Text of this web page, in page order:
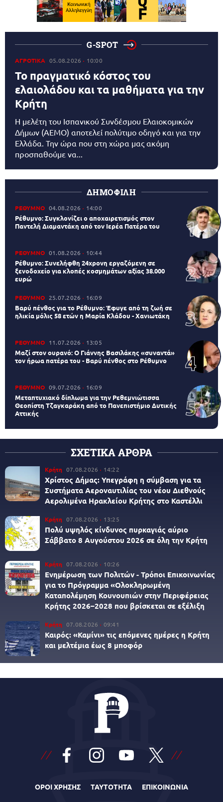
G-SPOT
ΑΓΡΟΤΙΚΑ 05.08.2026 10:00
Το πραγματικό κόστος του
ελαιολάδου και τα μαθήματα για την
Κρήτη
Η μελέτη του Ισπανικού Συνδέσμου Ελαιοκομικών
Δήμων (AEMO) αποτελεί πολύτιμο οδηγό και για την
Ελλάδα. Την ώρα που στη χώρα μας ακόμη
προσπαθούμε να...
ΔΗΜΟΦΙΛΗ
ΡΕΘΥΜΝΟ 04.08.2026 14:00
Ρέθυμνο: Συγκλονίζει ο αποχαιρετισμός στον
Παντελή Διαμαντάκη από τον Ιερέα Πατέρα του
ΡΕΘΥΜΝΟ 01.08.2026 10:44
Ρέθυμνο: Συνελήφθη 24χρονη εργαζόμενη σε
ξενοδοχείο για κλοπές κοσμημάτων αξίας 38.000
ευρώ
ΡΕΘΥΜΝΟ 25.07.2026 16:09
Βαρύ πένθος για το Ρέθυμνο: Έφυγε από τη ζωή σε
ηλικία μόλις 58 ετών η Μαρία Κλάδου - Χανιωτάκη
ΡΕΘΥΜΝΟ 11.07.2026 13:05
Μαζί στον ουρανό: Ο Γιάννης Βασιλάκης «συναντά»
τον ήρωα πατέρα του - Βαρύ πένθος στο Ρέθυμνο
ΡΕΘΥΜΝΟ 09.07.2026 16:09
Μεταπτυχιακό δίπλωμα για την Ρεθεμνιώτισσα
Θεοπίστη Τζαγκαράκη από το Πανεπιστήμιο Δυτικής
Αττικής
ΣΧΕΤΙΚΑ ΑΡΘΡΑ
Κρήτη 07.08.2026 14:22
Χρίστος Δήμας: Υπεγράφη η σύμβαση για τα
Συστήματα Αεροναυτιλίας του νέου Διεθνούς
Αερολιμένα Ηρακλείου Κρήτης στο Καστέλλι
Κρήτη 07.08.2026 13:25
Πολύ υψηλός κίνδυνος πυρκαγιάς αύριο
Σάββατο 8 Αυγούστου 2026 σε όλη την Κρήτη
Κρήτη 07.08.2026 10:26
Ενημέρωση των Πολιτών - Τρόποι Επικοινωνίας
για το Πρόγραμμα «Ολοκληρωμένη
Καταπολέμηση Κουνουπιών στην Περιφέρειας
Κρήτης 2026–2028 που βρίσκεται σε εξέλιξη
Κρήτη 07.08.2026 09:41
Καιρός: «Καμίνι» τις επόμενες ημέρες η Κρήτη
και μελτέμια έως 8 μποφόρ
ΟΡΟΙ ΧΡΗΣΗΣ ΤΑΥΤΟΤΗΤΑ ΕΠΙΚΟΙΝΩΝΙΑ